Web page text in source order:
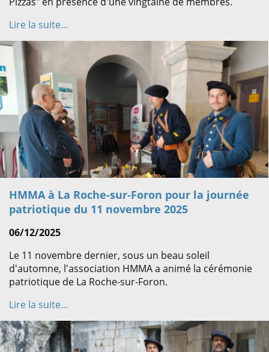
Lire la suite...
HMMA à La Roche-sur-Foron pour la journée
patriotique du 11 novembre 2025
06/12/2025
Le 11 novembre dernier, sous un beau soleil
d'automne, l'association HMMA a animé la cérémonie
patriotique de La Roche-sur-Foron.
Lire la suite...